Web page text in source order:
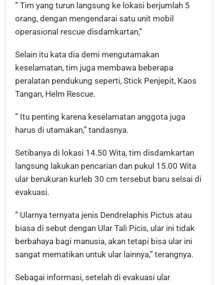
” Tim yang turun langsung ke lokasi berjumlah 5
orang, dengan mengendarai satu unit mobil
operasional rescue disdamkartan,”
Selain itu kata dia demi mengutamakan
keselamatan, tim juga membawa beberapa
peralatan pendukung seperti, Stick Penjepit, Kaos
Tangan, Helm Rescue.
” Itu penting karena keselamatan anggota juga
harus di utamakan,” tandasnya.
Setibanya di lokasi 14.50 Wita, tim disdamkartan
langsung lakukan pencarian dan pukul 15.00 Wita
ular berukuran kurleb 30 cm tersebut baru selsai di
evakuasi.
” Ularnya ternyata jenis Dendrelaphis Pictus atau
biasa di sebut dengan Ular Tali Picis, ular ini tidak
berbahaya bagi manusia, akan tetapi bisa ular ini
sangat mematikan untuk ular lainnya,” terangnya.
Sebagai informasi, setelah di evakuasi ular